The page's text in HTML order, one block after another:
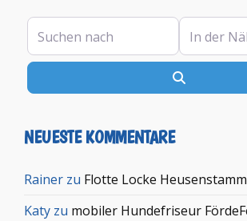
Suchen nach In der Nähe
NEUESTE KOMMENTARE
Rainer zu Flotte Locke Heusenstamm
Katy zu mobiler Hundefriseur